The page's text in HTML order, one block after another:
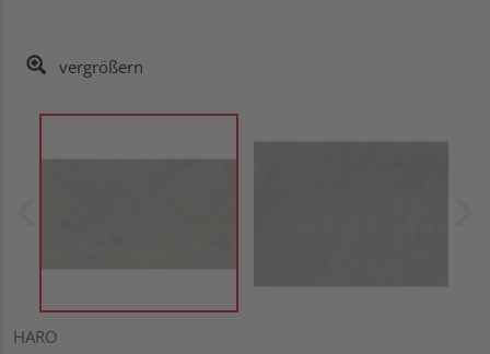
vergrößern
HARO